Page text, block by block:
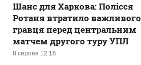
8 серпня 12:16
Шанс для Харкова: Полісся
Ротаня втратило важливого
гравця перед центральним
матчем другого туру УПЛ